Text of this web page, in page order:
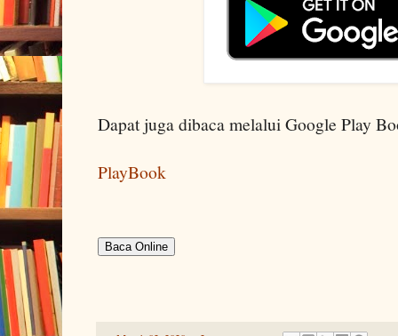
Dapat juga dibaca melalui Google Play
PlayBook
Baca Online